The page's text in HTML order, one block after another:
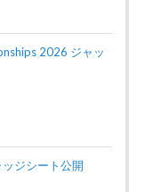
2026 ジャッ
ジシート公開